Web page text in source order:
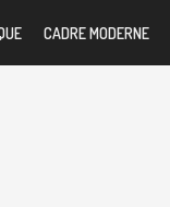
CADRE MODERNE